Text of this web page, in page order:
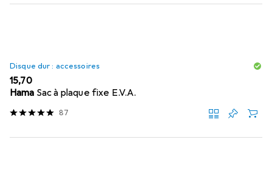
Disque dur : accessoires
EUR
15,70
Hama Sac à plaque fixe E.V.A.
87